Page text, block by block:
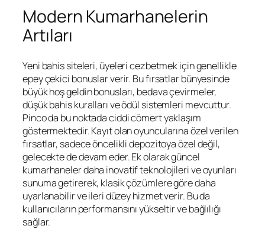
Modern Kumarhanelerin
Artıları
Yeni bahis siteleri, üyeleri cezbetmek için genellikle
epey çekici bonuslar verir. Bu fırsatlar bünyesinde
büyük hoş geldin bonusları, bedava çevirmeler,
düşük bahis kuralları ve ödül sistemleri mevcuttur.
Pinco da bu noktada ciddi cömert yaklaşım
göstermektedir. Kayıt olan oyuncularına özel verilen
fırsatlar, sadece öncelikli depozitoya özel değil,
gelecekte de devam eder. Ek olarak güncel
kumarhaneler daha inovatif teknolojileri ve oyunları
sunuma getirerek, klasik çözümlere göre daha
uyarlanabilir ve ileri düzey hizmet verir. Bu da
kullanıcıların performansını yükseltir ve bağlılığı
sağlar.